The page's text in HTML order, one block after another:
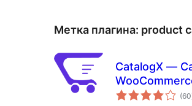
Метка плагина: product
CatalogX —
(60